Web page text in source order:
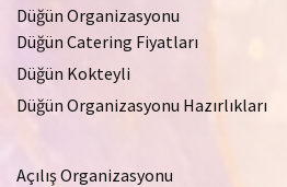
Düğün Organizasyonu
Düğün Catering Fiyatları
Düğün Kokteyli
Düğün Organizasyonu Hazırlıkları
Açılış Organizasyonu